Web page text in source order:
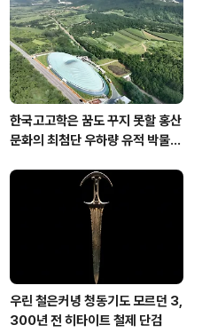
한국고고학은 꿈도 꾸지 못할 홍산
문화의 최첨단 우하량 유적 박물관
우린 철은커녕 청동기도 모르던 3,
300년 전 히타이트 철제 단검